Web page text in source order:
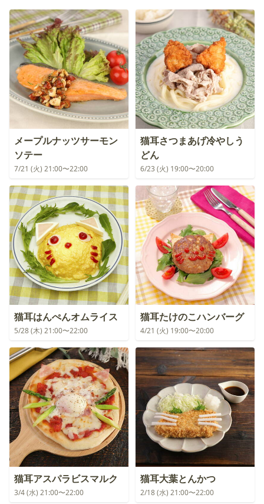
メープルナッツサーモン
ソテー
7/21 (火) 21:00〜22:00
猫耳さつまあげ冷やしう
どん
6/23 (火) 19:00〜20:00
猫耳はんぺんオムライス
5/28 (木) 21:00〜22:00
猫耳たけのこハンバーグ
4/21 (火) 19:00〜20:00
猫耳アスパラビスマルク
3/4 (水) 21:00〜22:00
猫耳大葉とんかつ
2/18 (水) 21:00〜22:00